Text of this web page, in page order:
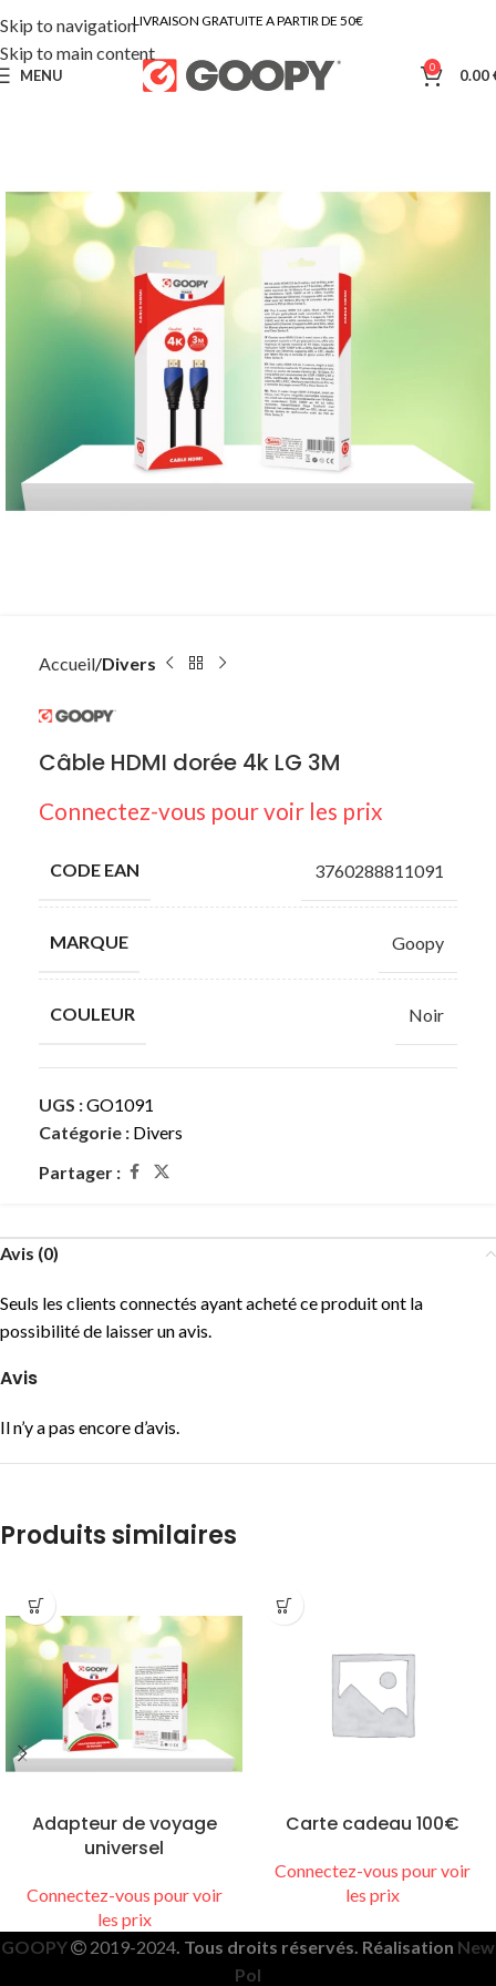
Skip to navigation
Skip to main content
LIVRAISON GRATUITE A PARTIR DE 50€
MENU 0 0.00
Accueil Divers
Câble HDMI dorée 4k LG 3M
Connectez-vous pour voir les prix
CODE EAN 3760288811091
MARQUE Goopy
COULEUR Noir
UGS :GO1091
Catégorie : Divers
Partager :
Avis (0)
Avis
Il n’y a pas encore d’avis.
Seuls les clients connectés ayant acheté ce produit ont la
possibilité de laisser un avis.
Produits similaires
Adapteur de voyage
universel
Connectez-vous pour voir
les prix
Carte cadeau 100€
Connectez-vous pour voir
les prix
GOOPY 2019-2024. Tous droits réservés. Réalisation New
Pol